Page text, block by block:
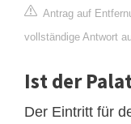
Antrag auf
vollständige Antwort
Ist der
Der Eintritt für